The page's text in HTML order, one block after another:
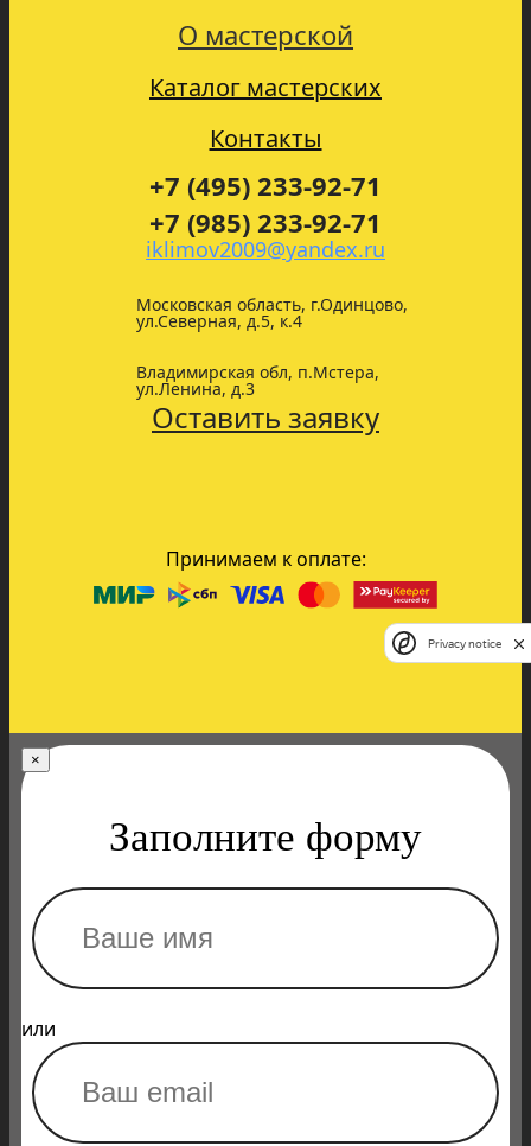
О мастерской
Каталог мастерских
Контакты
+7 (495) 233-92-71
+7 (985) 233-92-71
iklimov2009@yandex.ru
Московская область, г.Одинцово,
ул.Северная, д.5, к.4
Владимирская обл, п.Мстера,
ул.Ленина, д.3
Оставить заявку
Принимаем к оплате:
×
Заполните форму
или
Privacy notice